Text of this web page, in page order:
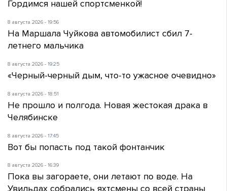
Гордимся нашей спортсменкой!
8 августа 2026 - 19:56
На Маршала Чуйкова автомобилист сбил 7-
летнего мальчика
8 августа 2026 - 19:25
«Черный-черный дым, что-то ужасное очевидно»
8 августа 2026 - 18:51
Не прошло и полгода. Новая жестокая драка в
Челябинске
8 августа 2026 - 17:45
Вот бы попасть под такой фонтанчик
8 августа 2026 - 16:39
Пока вы загораете, они летают по воде. На
Увильдах собрались яхтсмены со всей страны